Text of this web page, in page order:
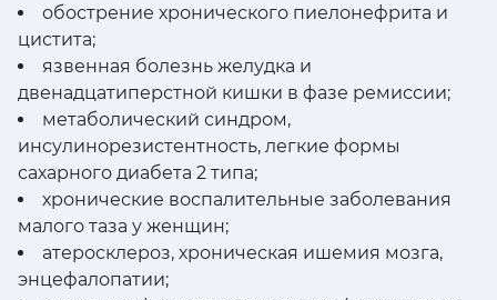
обострение хронического пиелонефрита и
цистита;
язвенная болезнь желудка и
двенадцатиперстной кишки в фазе ремиссии;
метаболический синдром,
инсулинорезистентность, легкие формы
сахарного диабета 2 типа;
хронические воспалительные заболевания
малого таза у женщин;
атеросклероз, хроническая ишемия мозга,
энцефалопатии;